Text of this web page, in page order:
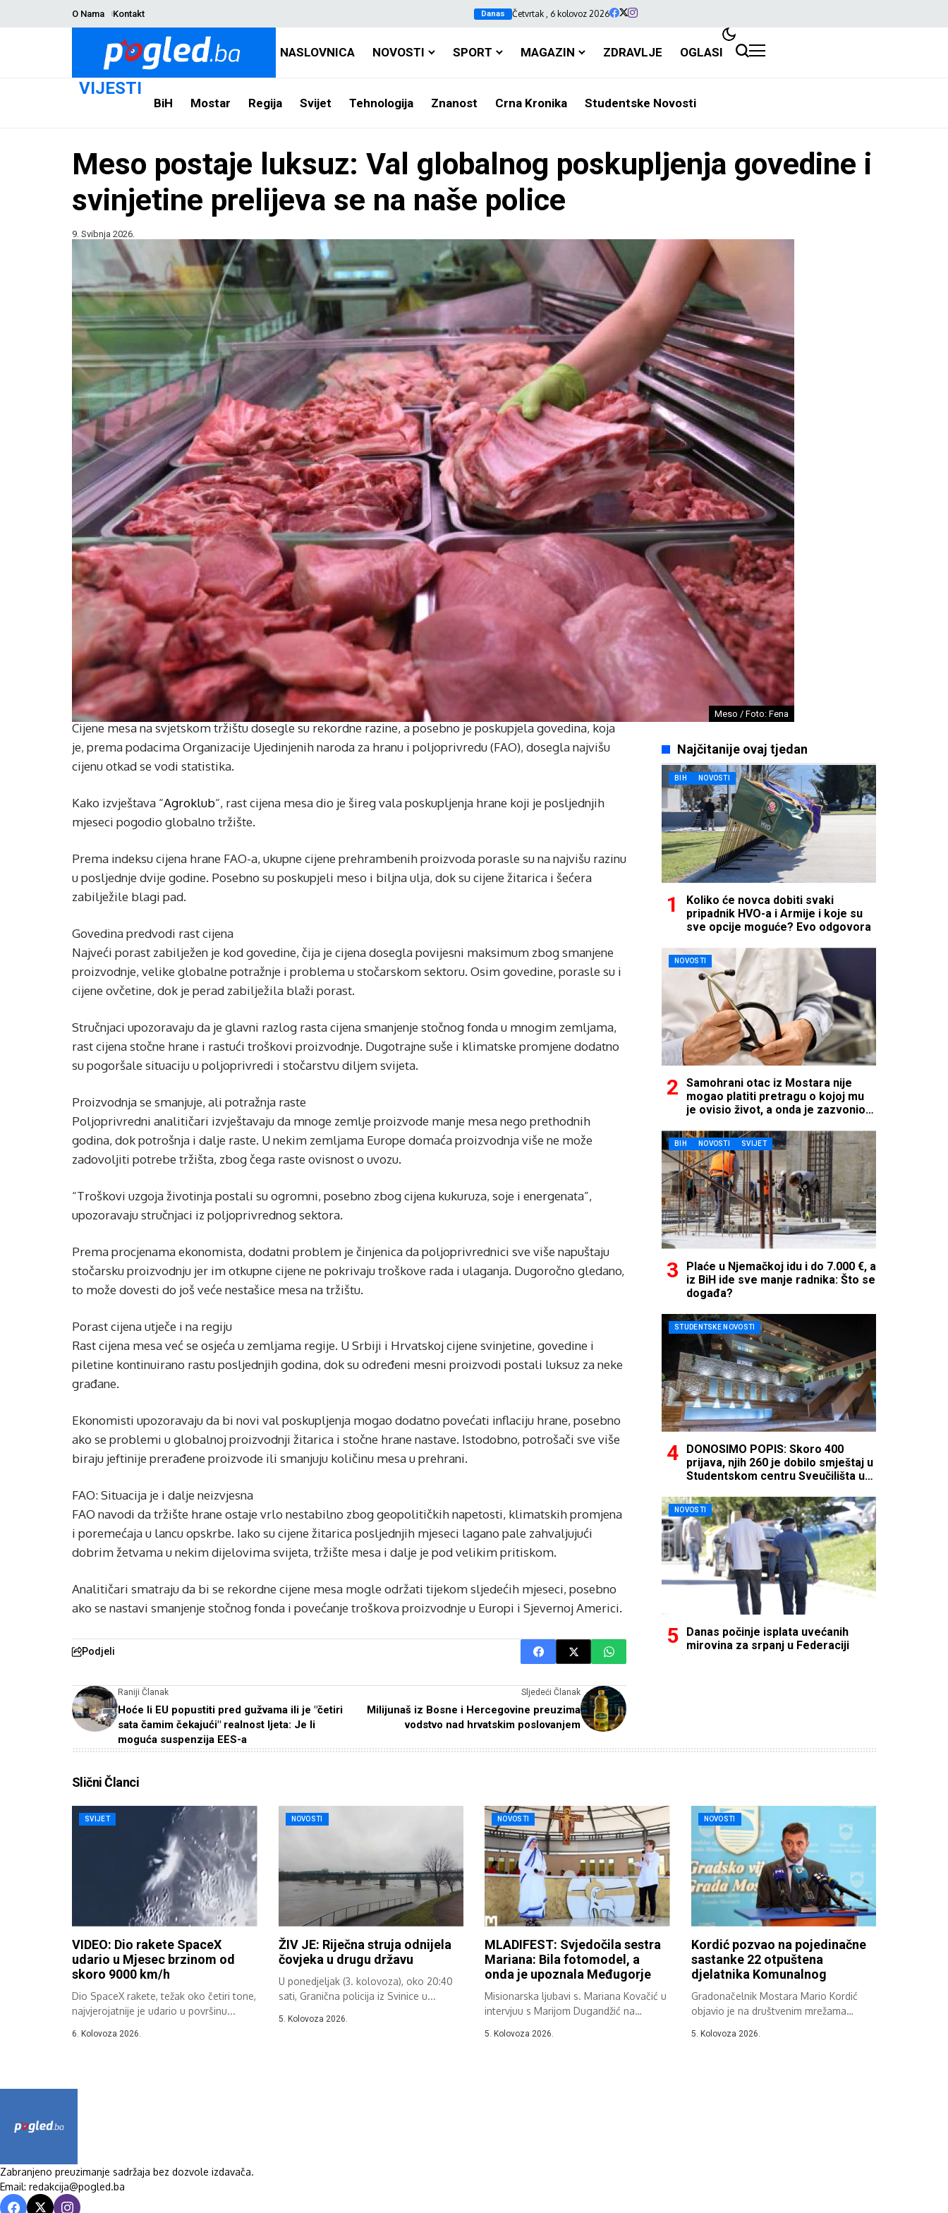
O Nama Kontakt Danas Četvrtak , 6 kolovoz 2026
NASLOVNICA NOVOSTI SPORT MAGAZIN ZDRAVLJE OGLASI
VIJESTI
BiH Mostar Regija Svijet Tehnologija Znanost Crna Kronika Studentske Novosti
Meso postaje luksuz: Val globalnog poskupljenja govedine i
svinjetine prelijeva se na naše police
9. Svibnja 2026.
Meso / Foto: Fena
Cijene mesa na svjetskom tržištu dosegle su rekordne razine, a posebno je poskupjela govedina, koja
je, prema podacima Organizacije Ujedinjenih naroda za hranu i poljoprivredu (FAO), dosegla najvišu
cijenu otkad se vodi statistika.
Kako izvještava “Agroklub“, rast cijena mesa dio je šireg vala poskupljenja hrane koji je posljednjih
mjeseci pogodio globalno tržište.
Prema indeksu cijena hrane FAO-a, ukupne cijene prehrambenih proizvoda porasle su na najvišu razinu
u posljednje dvije godine. Posebno su poskupjeli meso i biljna ulja, dok su cijene žitarica i šećera
zabilježile blagi pad.
Govedina predvodi rast cijena
Najveći porast zabilježen je kod govedine, čija je cijena dosegla povijesni maksimum zbog smanjene
proizvodnje, velike globalne potražnje i problema u stočarskom sektoru. Osim govedine, porasle su i
cijene ovčetine, dok je perad zabilježila blaži porast.
Stručnjaci upozoravaju da je glavni razlog rasta cijena smanjenje stočnog fonda u mnogim zemljama,
rast cijena stočne hrane i rastući troškovi proizvodnje. Dugotrajne suše i klimatske promjene dodatno
su pogoršale situaciju u poljoprivredi i stočarstvu diljem svijeta.
Proizvodnja se smanjuje, ali potražnja raste
Poljoprivredni analitičari izvještavaju da mnoge zemlje proizvode manje mesa nego prethodnih
godina, dok potrošnja i dalje raste. U nekim zemljama Europe domaća proizvodnja više ne može
zadovoljiti potrebe tržišta, zbog čega raste ovisnost o uvozu.
“Troškovi uzgoja životinja postali su ogromni, posebno zbog cijena kukuruza, soje i energenata”,
upozoravaju stručnjaci iz poljoprivrednog sektora.
Prema procjenama ekonomista, dodatni problem je činjenica da poljoprivrednici sve više napuštaju
stočarsku proizvodnju jer im otkupne cijene ne pokrivaju troškove rada i ulaganja. Dugoročno gledano,
to može dovesti do još veće nestašice mesa na tržištu.
Porast cijena utječe i na regiju
Rast cijena mesa već se osjeća u zemljama regije. U Srbiji i Hrvatskoj cijene svinjetine, govedine i
piletine kontinuirano rastu posljednjih godina, dok su određeni mesni proizvodi postali luksuz za neke
građane.
Ekonomisti upozoravaju da bi novi val poskupljenja mogao dodatno povećati inflaciju hrane, posebno
ako se problemi u globalnoj proizvodnji žitarica i stočne hrane nastave. Istodobno, potrošači sve više
biraju jeftinije prerađene proizvode ili smanjuju količinu mesa u prehrani.
FAO: Situacija je i dalje neizvjesna
FAO navodi da tržište hrane ostaje vrlo nestabilno zbog geopolitičkih napetosti, klimatskih promjena
i poremećaja u lancu opskrbe. Iako su cijene žitarica posljednjih mjeseci lagano pale zahvaljujući
dobrim žetvama u nekim dijelovima svijeta, tržište mesa i dalje je pod velikim pritiskom.
Analitičari smatraju da bi se rekordne cijene mesa mogle održati tijekom sljedećih mjeseci, posebno
ako se nastavi smanjenje stočnog fonda i povećanje troškova proizvodnje u Europi i Sjevernoj Americi.
Podjeli
Raniji Članak
Hoće li EU popustiti pred gužvama ili je "četiri
sata čamim čekajući" realnost ljeta: Je li
moguća suspenzija EES-a
Sljedeći Članak
Milijunaš iz Bosne i Hercegovine preuzima
vodstvo nad hrvatskim poslovanjem
Najčitanije ovaj tjedan
BIH NOVOSTI
Koliko će novca dobiti svaki
pripadnik HVO-a i Armije i koje su
sve opcije moguće? Evo odgovora
NOVOSTI
Samohrani otac iz Mostara nije
mogao platiti pretragu o kojoj mu
je ovisio život, a onda je zazvonio
BIH NOVOSTI SVIJET
Plaće u Njemačkoj idu i do 7.000 €, a
iz BiH ide sve manje radnika: Što se
događa?
STUDENTSKE NOVOSTI
DONOSIMO POPIS: Skoro 400
prijava, njih 260 je dobilo smještaj u
Studentskom centru Sveučilišta u
NOVOSTI
Danas počinje isplata uvećanih
mirovina za srpanj u Federaciji
Slični Članci
SVIJET
VIDEO: Dio rakete SpaceX
udario u Mjesec brzinom od
skoro 9000 km/h
Dio SpaceX rakete, težak oko četiri tone,
najvjerojatnije je udario u površinu...
6. Kolovoza 2026.
NOVOSTI
ŽIV JE: Riječna struja odnijela
čovjeka u drugu državu
U ponedjeljak (3. kolovoza), oko 20:40
sati, Granična policija iz Svinice u...
5. Kolovoza 2026.
NOVOSTI
MLADIFEST: Svjedočila sestra
Mariana: Bila fotomodel, a
onda je upoznala Međugorje
Misionarska ljubavi s. Mariana Kovačić u
intervjuu s Marijom Dugandžić na
5. Kolovoza 2026.
NOVOSTI
Kordić pozvao na pojedinačne
sastanke 22 otpuštena
djelatnika Komunalnog
Gradonačelnik Mostara Mario Kordić
objavio je na društvenim mrežama
5. Kolovoza 2026.
Zabranjeno preuzimanje sadržaja bez dozvole izdavača.
Email: redakcija@pogled.ba